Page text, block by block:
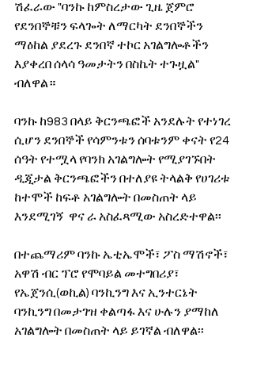
ሽፈራው "ባንኩ ከምስረታው ጊዜ ጀምሮ
የደንበኞቹን ፍላጐት ለማርካት ደንበኞችን
ማዕከል ያደረጉ ደንበኛ ተኮር አገልግሎቶችን
እያቀረበ ሰላሳ ዓመታትን በስኬት ተጉዟል"
ብለዋል።
ባንኩ ከ983 በላይ ቅርንጫፎች አንደሉት የተነገረ
ሲሆን ደንበኞች የሳምንቱን ሰባቱንም ቀናት የ24
ሰዓት የተሟላ የባንክ አገልግሎት የሚያገኙበት
ዲጂታል ቅርንጫፎችን በተለያዩ ትላልቅ የሀገሪቱ
ከተሞች ከፍቶ አገልግሎት በመስጠት ላይ
እንደሚገኝ  ዋና ራ አስፈጻሚው አስረድተዋል፡፡
በተጨማሪም ባንኩ ኤቲኤሞች፣ ፖስ ማሽኖች፣
አዋሽ ብር ፕሮ የሞባይል መተግበሪያ፣
የኤጀንሲ(ወኪል) ባንኪንግ እና ኢንተርኔት
ባንኪንግ በመታገዝ ቀልጣፋ እና ሁሉን ያማከለ
አገልግሎት በመስጠት ላይ ይገኛል ብለዋል፡፡